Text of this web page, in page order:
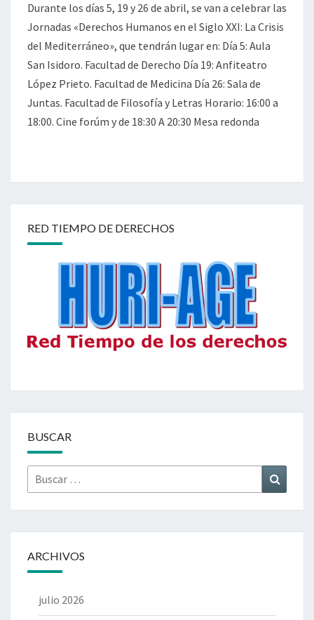
DEL
MEDITERRÁNEO
Durante los días 5, 19 y 26 de abril, se van a celebrar las
Jornadas «Derechos Humanos en el Siglo XXI: La Crisis
del Mediterráneo», que tendrán lugar en: Día 5: Aula
San Isidoro. Facultad de Derecho Día 19: Anfiteatro
López Prieto. Facultad de Medicina Día 26: Sala de
Juntas. Facultad de Filosofía y Letras Horario: 16:00 a
18:00. Cine forúm y de 18:30 A 20:30 Mesa redonda
RED TIEMPO DE DERECHOS
BUSCAR
Buscar
por:
ARCHIVOS
julio 2026